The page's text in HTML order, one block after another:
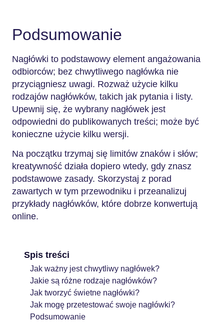
Podsumowanie
Nagłówki to podstawowy element angażowania
odbiorców; bez chwytliwego nagłówka nie
przyciągniesz uwagi. Rozważ użycie kilku
rodzajów nagłówków, takich jak pytania i listy.
Upewnij się, że wybrany nagłówek jest
odpowiedni do publikowanych treści; może być
konieczne użycie kilku wersji.
Na początku trzymaj się limitów znaków i słów;
kreatywność działa dopiero wtedy, gdy znasz
podstawowe zasady. Skorzystaj z porad
zawartych w tym przewodniku i przeanalizuj
przykłady nagłówków, które dobrze konwertują
online.
Spis treści
Jak ważny jest chwytliwy nagłówek?
Jakie są różne rodzaje nagłówków?
Jak tworzyć świetne nagłówki?
Jak mogę przetestować swoje nagłówki?
Podsumowanie